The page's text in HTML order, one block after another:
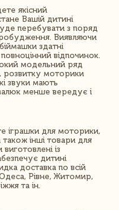
якісний
Вашій дитині
перебувати з поряд
Виявляючи
здатні
відпочинок.
модельний ряд
розвитку моторики
звуки мають
менше вередує і
іграшки для моторики,
інші товари для
із
дитині
доставка по всій
Рівне, Житомир,
та ін.